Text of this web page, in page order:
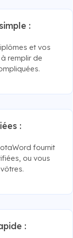
:
et vos
remplir de
:
fournit
ou vous
: